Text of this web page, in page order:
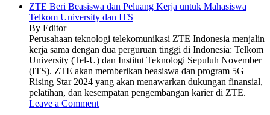
ZTE Beri Beasiswa dan Peluang Kerja untuk Mahasiswa
Telkom University dan ITS
By Editor
Perusahaan teknologi telekomunikasi ZTE Indonesia menjalin
kerja sama dengan dua perguruan tinggi di Indonesia: Telkom
University (Tel-U) dan Institut Teknologi Sepuluh November
(ITS). ZTE akan memberikan beasiswa dan program 5G
Rising Star 2024 yang akan menawarkan dukungan finansial,
pelatihan, dan kesempatan pengembangan karier di ZTE.
Leave a Comment